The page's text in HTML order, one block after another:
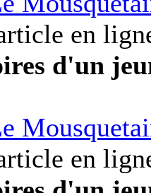
en
d'un
en